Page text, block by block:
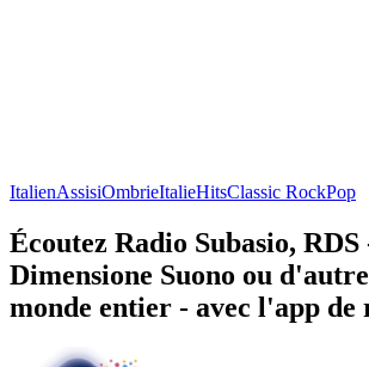
ItalienAssisiOmbrieItalieHitsClassic RockPop
Écoutez Radio Subasio, RDS
Dimensione Suono ou
monde entier - avec l'app